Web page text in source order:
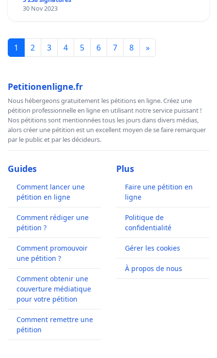
30 Nov 2023
1 2 3 4 5 6 7 8 »
Petitionenligne.fr
Nous hébergeons gratuitement les pétitions en ligne. Créez une
pétition professionnelle en ligne en utilisant notre service puissant !
Nos pétitions sont mentionnées tous les jours dans divers médias,
alors créer une pétition est un excellent moyen de se faire remarquer
par le public et par les décideurs.
Guides
Comment lancer une
pétition en ligne
Comment rédiger une
pétition ?
Comment promouvoir
une pétition ?
Comment obtenir une
couverture médiatique
pour votre pétition
Comment remettre une
pétition
Plus
Faire une pétition en
ligne
Politique de
confidentialité
Gérer les cookies
À propos de nous